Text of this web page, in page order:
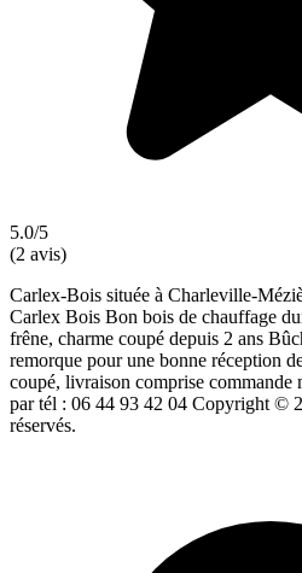
5.0/5
(2 avis)
Carlex-Bois située à Charleville-
Carlex Bois Bon bois de chauffage
frêne, charme coupé depuis 2 ans
remorque pour une bonne réception
coupé, livraison comprise commande
par tél : 06 44 93 42 04 Copyright ©
réservés.